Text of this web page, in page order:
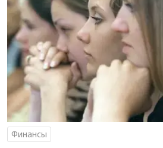
Финансы